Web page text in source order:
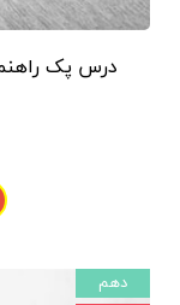
درس پک
دهم